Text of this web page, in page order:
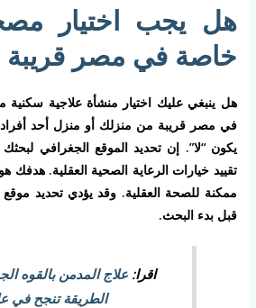
هل يجب اختيار
خاصة في مصر قريبة
هل ينبغي عليك اختيار منشأة علاجية
في مصر قريبة من منزلك أو منزل أحد أفراد
يكون “لا”. إن تحديد الموقع الجغرافي
تقييد خيارات الرعاية الصحية العقلية. هدفك
ممكنة للصحة العقلية. وقد يؤدي تحديد
قبل بدء البحث.
اقرا:علاج المدمن بالقوه
الطريقة تنجح في